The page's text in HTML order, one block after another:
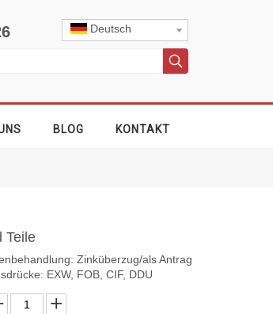
Deutsch
BLOG KONTAKT
Teile
Zinküberzug/als Antrag
EXW, FOB, CIF, DDU